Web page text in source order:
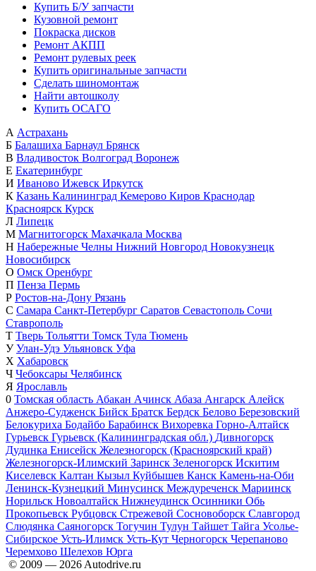
Купить Б/У запчасти
Кузовной ремонт
Покраска дисков
Ремонт АКПП
Ремонт рулевых реек
Купить оригинальные запчасти
Сделать шиномонтаж
Найти автошколу
Купить ОСАГО
А Астрахань
Б Балашиха Барнаул Брянск
В Владивосток Волгоград Воронеж
Е Екатеринбург
И Иваново Ижевск Иркутск
К Казань Калининград Кемерово Киров Краснодар
Красноярск Курск
Л Липецк
М Магнитогорск Махачкала Москва
Н Набережные Челны Нижний Новгород Новокузнецк
Новосибирск
О Омск Оренбург
П Пенза Пермь
Р Ростов-на-Дону Рязань
С Самара Санкт-Петербург Саратов Севастополь Сочи
Ставрополь
Т Тверь Тольятти Томск Тула Тюмень
У Улан-Удэ Ульяновск Уфа
Х Хабаровск
Ч Чебоксары Челябинск
Я Ярославль
0 Томская область Абакан Ачинск Абаза Ангарск Алейск
Анжеро-Судженск Бийск Братск Бердск Белово Березовский
Белокуриха Бодайбо Барабинск Вихоревка Горно-Алтайск
Гурьевск Гурьевск (Калининградская обл.) Дивногорск
Дудинка Енисейск Железногорск (Красноярский край)
Железногорск-Илимский Заринск Зеленогорск Искитим
Киселевск Калтан Кызыл Куйбышев Канск Камень-на-Оби
Ленинск-Кузнецкий Минусинск Междуреченск Мариинск
Норильск Новоалтайск Нижнеудинск Осинники Обь
Прокопьевск Рубцовск Стрежевой Сосновоборск Славгород
Слюдянка Саяногорск Тогучин Тулун Тайшет Тайга Усолье-
Сибирское Усть-Илимск Усть-Кут Черногорск Черепаново
Черемхово Шелехов Юрга
© 2009 — 2026 Autodrive.ru